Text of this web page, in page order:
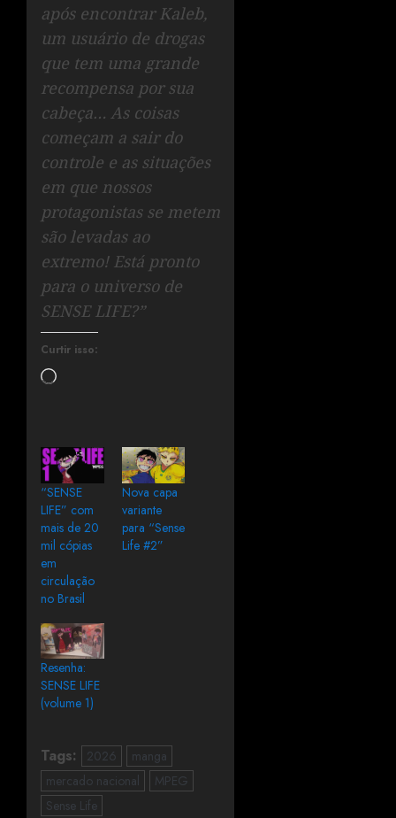
após encontrar Kaleb,
um usuário de drogas
que tem uma grande
recompensa por sua
cabeça… As coisas
começam a sair do
controle e as situações
em que nossos
protagonistas se metem
são levadas ao
extremo! Está pronto
para o universo de
SENSE LIFE?”
Curtir isso:
“SENSE
LIFE” com
mais de 20
mil cópias
em
circulação
no Brasil
Nova capa
variante
para “Sense
Life #2”
Resenha:
SENSE LIFE
(volume 1)
Tags: 2026
manga
mercado nacional
MPEG
Sense Life